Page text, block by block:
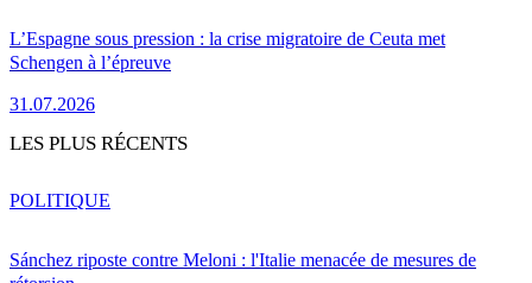
L’Espagne sous pression : la crise migratoire de Ceuta met
Schengen à l’épreuve
31.07.2026
LES PLUS RÉCENTS
Sánchez riposte contre Meloni : l'Italie menacée de mesures de
POLITIQUE